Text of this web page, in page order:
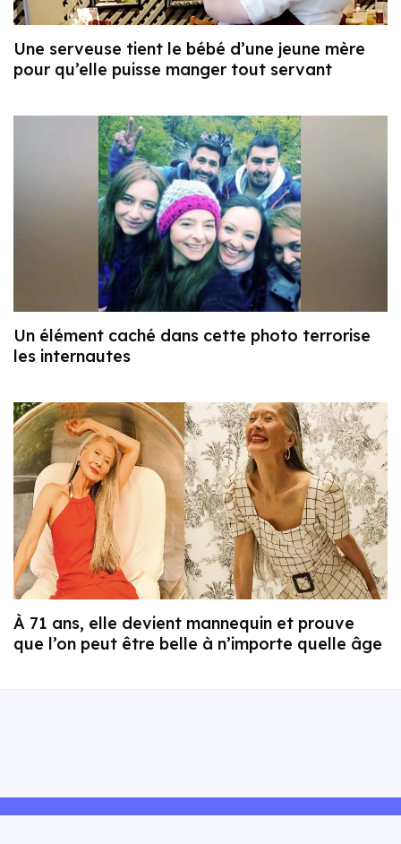
Une serveuse tient le bébé d’une jeune mère
pour qu’elle puisse manger tout servant
Un élément caché dans cette photo terrorise
les internautes
À 71 ans, elle devient mannequin et prouve
que l’on peut être belle à n’importe quelle âge